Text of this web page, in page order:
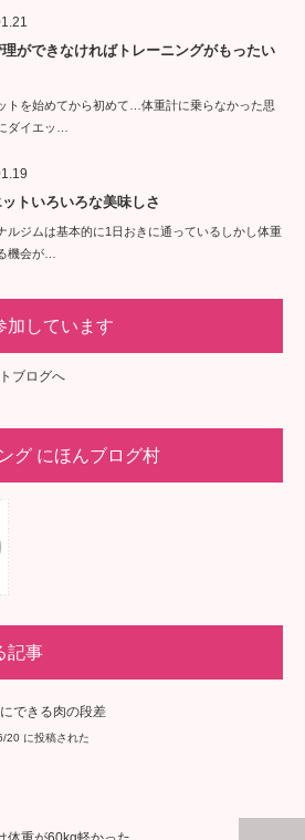
ができなければトレーニングがもったい
トを始めてから初めて…体重計に乗らなかった思
ダイエッ…
トいろいろな美味しさ
ルジムは基本的に1日おきに通っているしかし体重
機会が…
加しています
グ にほんブログ村
記事
できる肉の段差
20 に投稿された